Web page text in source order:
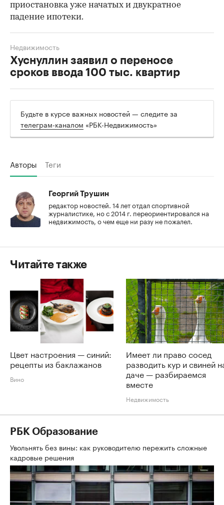
приостановка уже начатых и двукратное
падение ипотеки.
Хуснуллин заявил о переносе
сроков ввода 100 тыс. квартир
Недвижимость
Будьте в курсе важных новостей — следите за
телеграм-каналом «РБК-Недвижимость»
Авторы Теги
Георгий Трушин
редактор новостей. 14 лет отдал спортивной
журналистике, но с 2014 г. переориентировался на
недвижимость, о чем еще ни разу не пожалел.
Читайте также
Цвет настроения — синий:
рецепты из баклажанов
Вино
Имеет ли право сосед
разводить кур и свиней
даче — разбираемся
вместе
Недвижимость
РБК Образование
Увольнять без вины: как руководителю пережить сложные
кадровые решения